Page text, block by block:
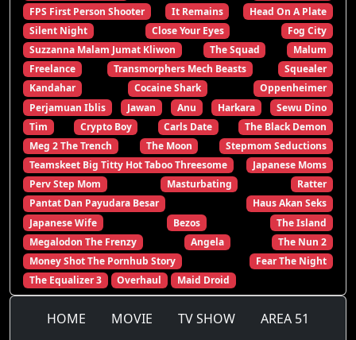
FPS First Person Shooter
It Remains
Head On A Plate
Silent Night
Close Your Eyes
Fog City
Suzzanna Malam Jumat Kliwon
The Squad
Malum
Freelance
Transmorphers Mech Beasts
Squealer
Kandahar
Cocaine Shark
Oppenheimer
Perjamuan Iblis
Jawan Anu Harkara
Sewu Dino
Tim
Crypto Boy Carls Date
The Black Demon
Meg 2 The Trench
The Moon
Stepmom Seductions
Teamskeet Big Titty Hot Taboo Threesome
Japanese Moms
Perv Step Mom
Masturbating
Ratter
Pantat Dan Payudara Besar
Haus Akan Seks
Japanese Wife
Bezos
The Island
Megalodon The Frenzy
Angela
The Nun 2
Money Shot The Pornhub Story
Fear The Night
The Equalizer 3
Overhaul Maid Droid
HOME MOVIE TV SHOW
AREA 51